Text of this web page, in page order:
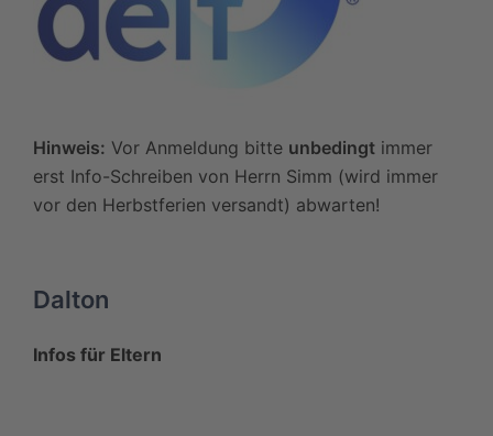
Hinweis: Vor Anmeldung bitte unbedingt immer
erst Info-Schreiben von Herrn Simm (wird immer
vor den Herbstferien versandt) abwarten!
Dalton
Infos für Eltern